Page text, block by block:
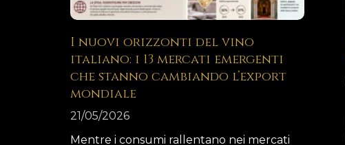
I nuovi orizzonti del vino
italiano: i 13 mercati emergenti
che stanno cambiando l’export
mondiale
21/05/2026
Mentre i consumi rallentano nei mercati